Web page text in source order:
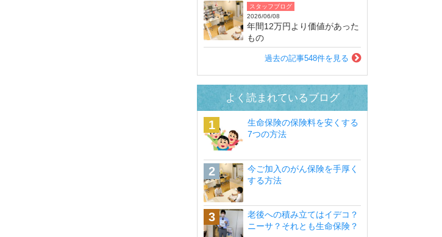
スタッフブログ
2026/06/08
年間12万円より価値があった
もの
過去の記事548件を見る
よく読まれているブログ
生命保険の保険料を安くする
7つの方法
今ご加入のがん保険を手厚く
する方法
老後への積み立てはイデコ？
ニーサ？それとも生命保険？